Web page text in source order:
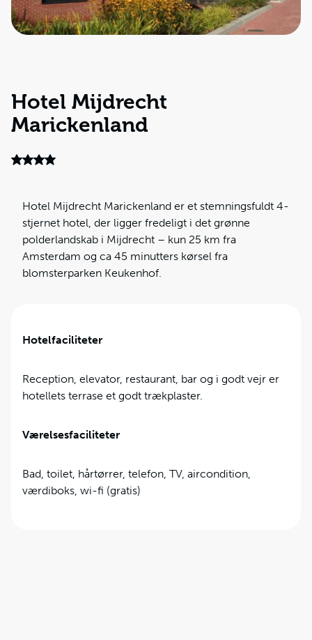
Hotel Mijdrecht
Marickenland
Hotel Mijdrecht Marickenland er et stemningsfuldt 4-
stjernet hotel, der ligger fredeligt i det grønne
polderlandskab i Mijdrecht – kun 25 km fra
Amsterdam og ca 45 minutters kørsel fra
blomsterparken Keukenhof.
Hotelfaciliteter
Reception, elevator, restaurant, bar og i godt vejr er
hotellets terrase et godt trækplaster.
Værelsesfaciliteter
Bad, toilet, hårtørrer, telefon, TV, aircondition,
værdiboks, wi-fi (gratis)